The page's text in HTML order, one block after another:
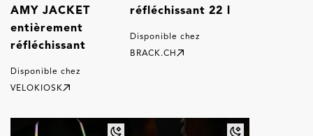
AMY JACKET
entièrement
réfléchissant
Disponible chez
VELOKIOSK
réfléchissant 22 l
Disponible chez
BRACK.CH